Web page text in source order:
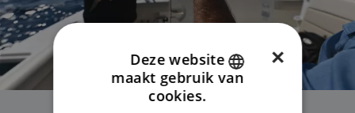
ENGLISH
×
Deze website
maakt gebruik van
cookies.